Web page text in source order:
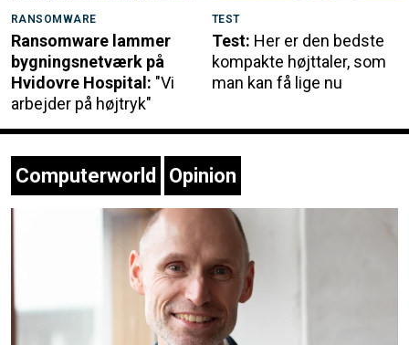
RANSOMWARE
Ransomware lammer
bygningsnetværk på
Hvidovre Hospital: "Vi
arbejder på højtryk"
TEST
Test: Her er den bedste
kompakte højttaler, som
man kan få lige nu
Computerworld Opinion